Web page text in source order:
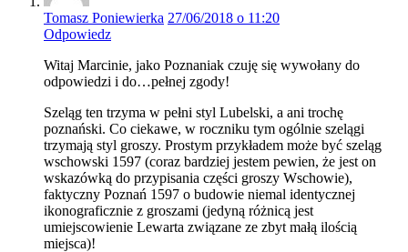
Tomasz Poniewierka 27/06/2018 o 11:20
Odpowiedz
Witaj Marcinie, jako Poznaniak czuję się wywołany do
odpowiedzi i do…pełnej zgody!
Szeląg ten trzyma w pełni styl Lubelski, a ani trochę
poznański. Co ciekawe, w roczniku tym ogólnie szelągi
trzymają styl groszy. Prostym przykładem może być szeląg
wschowski 1597 (coraz bardziej jestem pewien, że jest on
wskazówką do przypisania części groszy Wschowie),
faktyczny Poznań 1597 o budowie niemal identycznej
ikonograficznie z groszami (jedyną różnicą jest
umiejscowienie Lewarta związane ze zbyt małą ilością
miejsca)!